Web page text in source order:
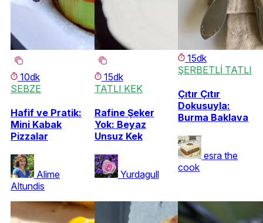
10dk
SEBZE
Hafif ve Pratik:
Mini Kabak
Pizzalar
Alime
Altundis
15dk
TATLI KEK
Rafine Şeker
Yok: Beyaz
Unsuz Kek
Yurdagull
15dk
ŞERBETLİ TATLI
Çıtır Çıtır
Dokusuyla:
Burma Baklava
esra the
cook